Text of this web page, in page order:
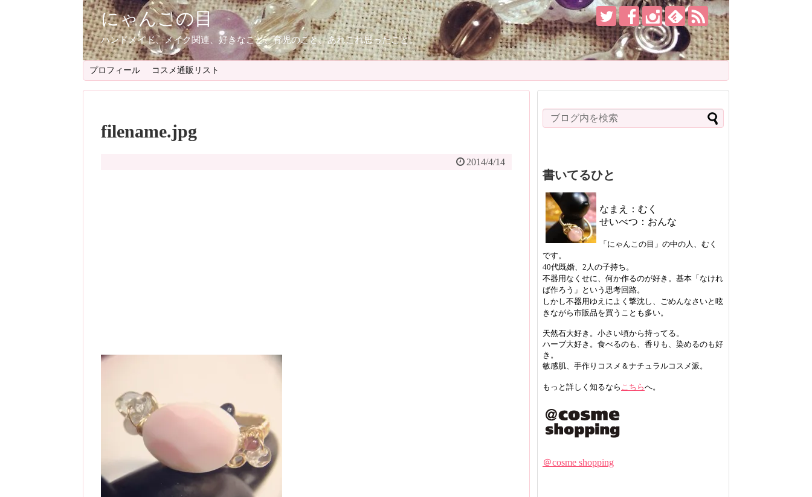
にゃんこの目
ハンドメイド、メイク関連、好きなこと、育児のこと、あれこれ思ったこと。
プロフィール コスメ通販リスト
filename.jpg
2014/4/14
書いてるひと
なまえ：むく
せいべつ：おんな
「にゃんこの目」の中の人、むく
です。
40代既婚、2人の子持ち。
不器用なくせに、何か作るのが好き。基本「なけれ
ば作ろう」という思考回路。
しかし不器用ゆえによく撃沈し、ごめんなさいと呟
きながら市販品を買うことも多い。
天然石大好き。小さい頃から持ってる。
ハーブ大好き。食べるのも、香りも、染めるのも好
き。
敏感肌、手作りコスメ＆ナチュラルコスメ派。
もっと詳しく知るなら こちらへ。
＠cosme shopping